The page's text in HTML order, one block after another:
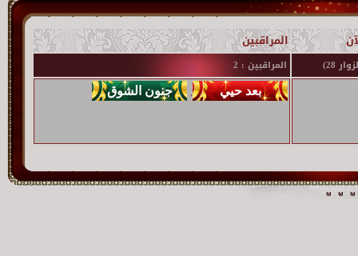
المراقبين
المراقبين : 2
,